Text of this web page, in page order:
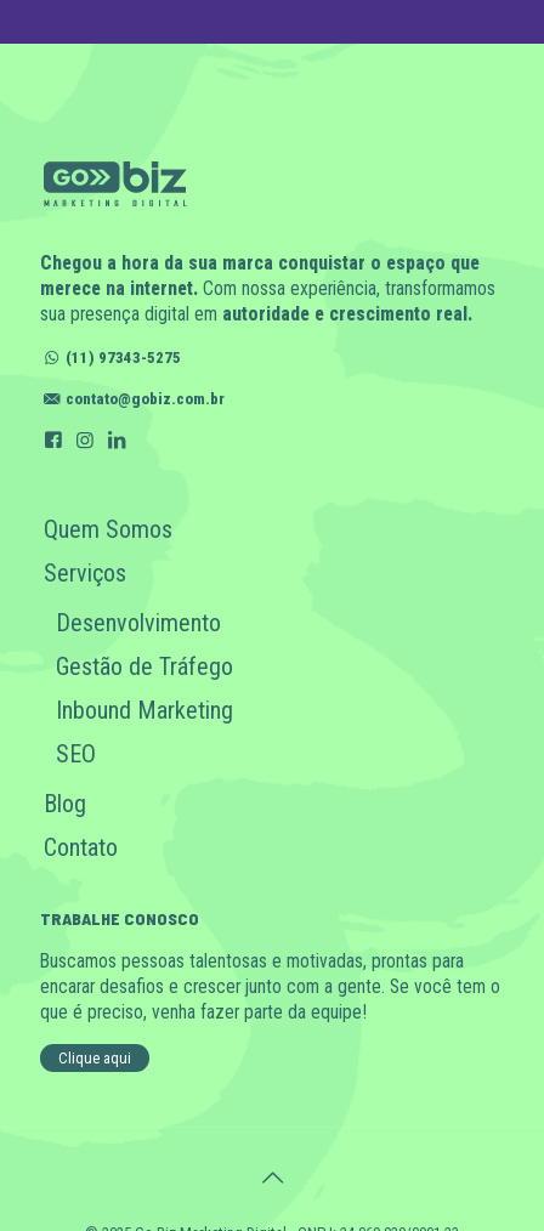
Chegou a hora da sua marca conquistar o espaço que
merece na internet. Com nossa experiência, transformamos
sua presença digital em autoridade e crescimento real.
(11) 97343-5275
contato@gobiz.com.br
Quem Somos
Serviços
Desenvolvimento
Gestão de Tráfego
Inbound Marketing
SEO
Blog
Contato
TRABALHE CONOSCO
Buscamos pessoas talentosas e motivadas, prontas para
encarar desafios e crescer junto com a gente. Se você tem o
que é preciso, venha fazer parte da equipe!
Clique aqui